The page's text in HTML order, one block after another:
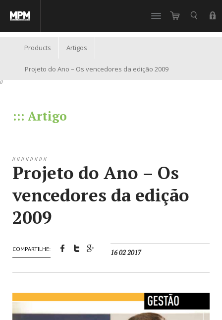
Products Artigos
Projeto do Ano – Os vencedores da edição 2009
//
::: Artigo
// // // // // // // //
Projeto do Ano – Os
vencedores da edição
2009
16 02 2017
COMPARTILHE: